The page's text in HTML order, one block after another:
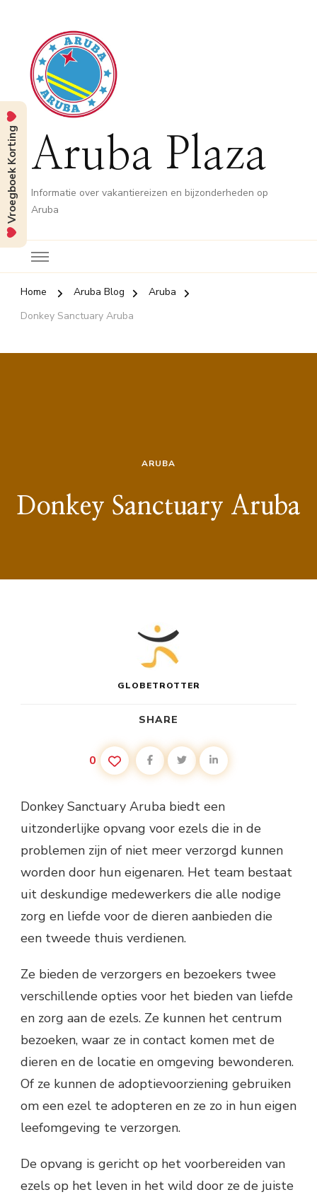
Aruba Plaza
Informatie over vakantiereizen en bijzonderheden op
Aruba
Home Aruba Blog
Aruba
Donkey Sanctuary Aruba
ARUBA
Donkey Sanctuary Aruba
GLOBETROTTER
SHARE
0
Donkey Sanctuary Aruba biedt een
uitzonderlijke opvang voor ezels die in de
problemen zijn of niet meer verzorgd kunnen
worden door hun eigenaren. Het team bestaat
uit deskundige medewerkers die alle nodige
zorg en liefde voor de dieren aanbieden die
een tweede thuis verdienen.
Ze bieden de verzorgers en bezoekers twee
verschillende opties voor het bieden van liefde
en zorg aan de ezels. Ze kunnen het centrum
bezoeken, waar ze in contact komen met de
dieren en de locatie en omgeving bewonderen.
Of ze kunnen de adoptievoorziening gebruiken
om een ezel te adopteren en ze zo in hun eigen
leefomgeving te verzorgen.
De opvang is gericht op het voorbereiden van
ezels op het leven in het wild door ze de juiste
Vroegboek Korting